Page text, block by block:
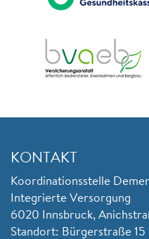
KONTAKT
Koordinationsstelle
Integrierte Versorgung
6020 Innsbruck,
Standort: Bürgerstraße 15